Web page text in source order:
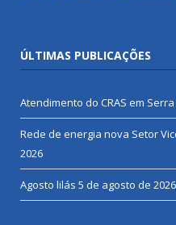
ÚLTIMAS PUBLICAÇÕES
Atendimento do CRAS em
Rede de energia nova Setor
2026
Agosto lilás 5 de agosto de 2026